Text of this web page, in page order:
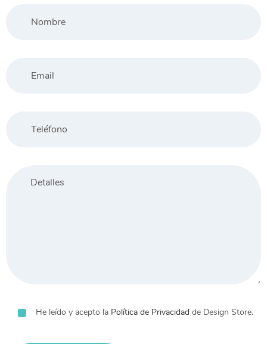
He leído y acepto la Política de Privacidad de Design Store.